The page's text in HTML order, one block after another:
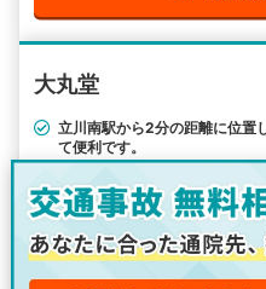
大丸堂
立川南駅から2分の距離に位置
て便利です。
住所：
最寄り駅
アクセス